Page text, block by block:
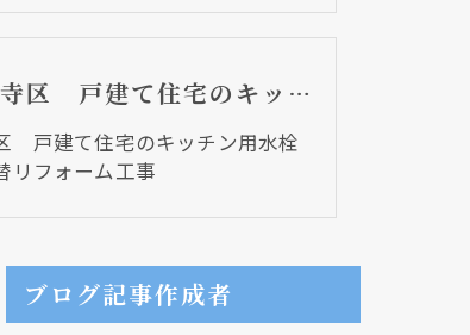
大阪市天王寺区 戸建て住宅のキッチン用水栓のスパウト取替リフォーム工事
戸建て住宅のキッチン用水栓
リフォーム工事
ブログ記事作成者